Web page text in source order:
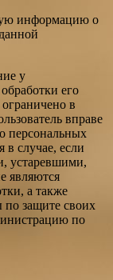
информацию о
у
его
в
вправе
персональных
случае, если
устаревшими,
являются
а также
защите своих
по